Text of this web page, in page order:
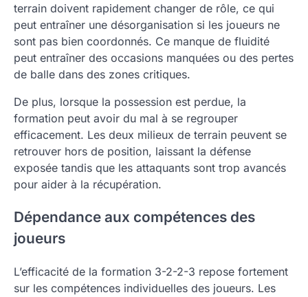
terrain doivent rapidement changer de rôle, ce qui
peut entraîner une désorganisation si les joueurs ne
sont pas bien coordonnés. Ce manque de fluidité
peut entraîner des occasions manquées ou des pertes
de balle dans des zones critiques.
De plus, lorsque la possession est perdue, la
formation peut avoir du mal à se regrouper
efficacement. Les deux milieux de terrain peuvent se
retrouver hors de position, laissant la défense
exposée tandis que les attaquants sont trop avancés
pour aider à la récupération.
Dépendance aux compétences des
joueurs
L’efficacité de la formation 3-2-2-3 repose fortement
sur les compétences individuelles des joueurs. Les